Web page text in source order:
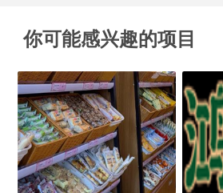
你可能感兴趣的项目